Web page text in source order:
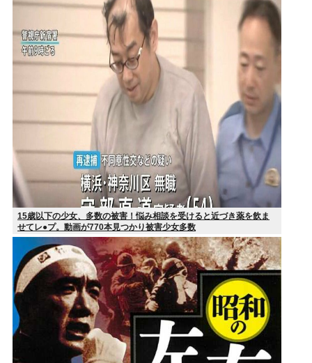
15歳以下の少女、多数の被害！悩み相談を受けると近づき薬を飲ま
せてレ●プ。動画が770本見つかり被害少女多数